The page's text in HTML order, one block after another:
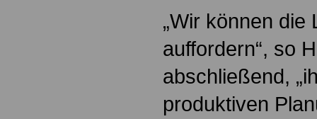
„Wir können die
auffordern“, so
abschließend,
produktiven